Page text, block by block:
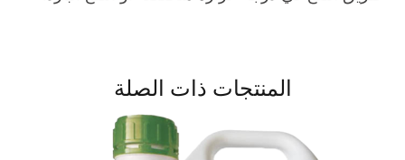
المنتجات ذات الصلة